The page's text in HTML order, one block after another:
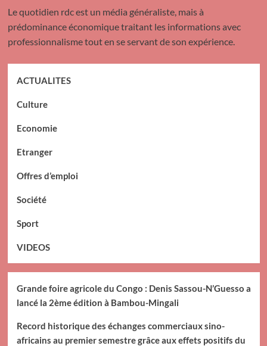
Le quotidien rdc est un média généraliste, mais à
prédominance économique traitant les informations avec
professionnalisme tout en se servant de son expérience.
ACTUALITES
Culture
Economie
Etranger
Offres d’emploi
Société
Sport
VIDEOS
Grande foire agricole du Congo : Denis Sassou-N’Guesso a
lancé la 2ème édition à Bambou-Mingali
Record historique des échanges commerciaux sino-
africains au premier semestre grâce aux effets positifs du